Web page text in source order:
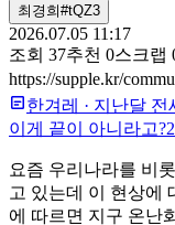
최경희#tQZ3
2026.07.05 11:17
조회 37추천 0스크랩
https://supple.kr/
한겨레 · 지난달 전
이게 끝이 아니라고?
요즘 우리나라를 비
고 있는데 이 현상에
에 따르면 지구 온난